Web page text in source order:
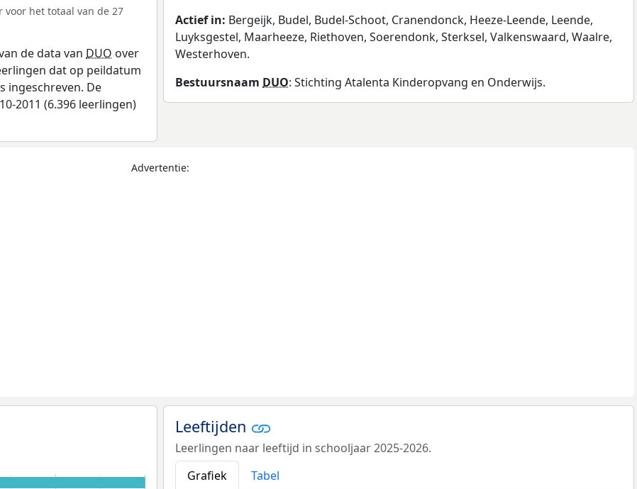
het totaal van de 27
de data van DUO over
dat op peildatum
ingeschreven. De
2011 (6.396 leerlingen)
Actief in: Bergeijk, Budel, Budel-Schoot, Cranendonck, Heeze-Leende, Leende,
Luyksgestel, Maarheeze, Riethoven, Soerendonk, Sterksel, Valkenswaard, Waalre,
Westerhoven.
Bestuursnaam DUO: Stichting Atalenta Kinderopvang en Onderwijs.
Advertentie:
Leeftijden
Leerlingen naar leeftijd in schooljaar 2025-2026.
Grafiek
Tabel